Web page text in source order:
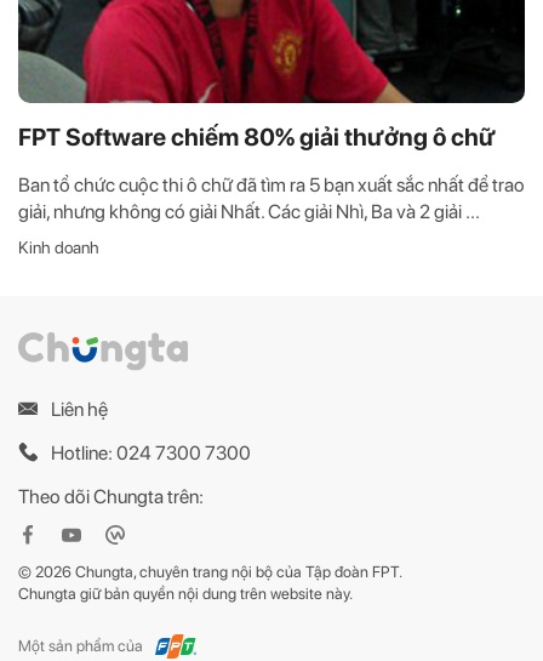
FPT Software chiếm 80% giải thưởng ô chữ
Ban tổ chức cuộc thi ô chữ đã tìm ra 5 bạn xuất sắc nhất để trao
giải, nhưng không có giải Nhất. Các giải Nhì, Ba và 2 giải ...
Kinh doanh
Liên hệ
Hotline: 024 7300 7300
Theo dõi Chungta trên:
© 2026 Chungta, chuyên trang nội bộ của Tập đoàn FPT.
Chungta giữ bản quyền nội dung trên website này.
Một sản phẩm của